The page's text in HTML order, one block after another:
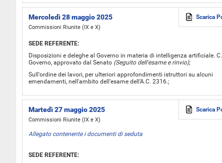
Mercoledì 28 maggio 2025
Commissioni Riunite (IX e X)
Scarica
SEDE REFERENTE:
Disposizioni e deleghe al Governo in materia di intelligenza artificiale.
Governo, approvato dal Senato (Seguito dell'esame e rinvio);
Sull'ordine dei lavori, per ulteriori approfondimenti istruttori su alcuni
emendamenti, nell'ambito dell'esame dell'A.C. 2316.;
Martedì 27 maggio 2025
Commissioni Riunite (IX e X)
Allegato contenente i documenti di seduta
Scarica
SEDE REFERENTE: